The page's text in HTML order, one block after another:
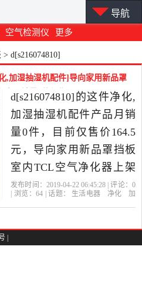
空气检测仪 更多
导航
d[s216074810]
,加湿抽湿机配件]导向家用新品罩
净月销量0件仅售164.5元
d[s216074810]的这件净化,
加湿抽湿机配件产品月销
量0件，目前仅售价164.5
元，导向家用新品罩挡板
室内TCL空气净化器上架
氧吧冷暖空调排风管是
发布时间：2019-04-22 06:45:28 | 评论： 0
| 浏览：64 | 话题： 生活电器 净化
加
|